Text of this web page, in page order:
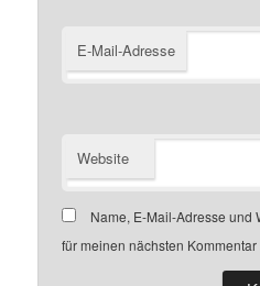
E-Mail-Adresse
Website
Name, E-Mail-Adresse und
für meinen nächsten